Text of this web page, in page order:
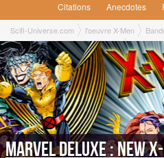
Citations
Anecdotes
Scifi-Universe.com l'oeuvre X-Men
New X-MEN : Planète X #3 [2007]
Marvel Deluxe : New